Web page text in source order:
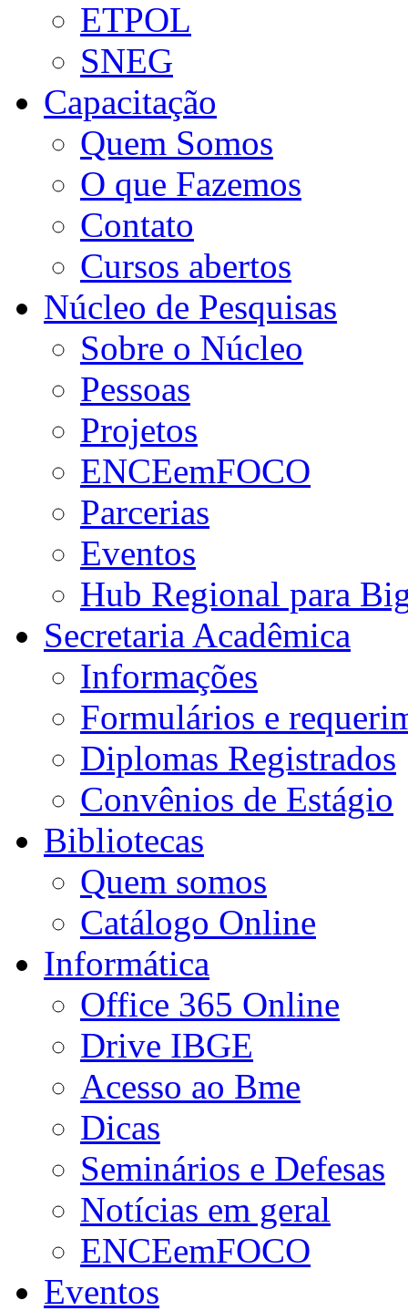
ETPOL
SNEG
Capacitação
Quem Somos
O que Fazemos
Contato
Cursos abertos
Núcleo de Pesquisas
Sobre o Núcleo
Pessoas
Projetos
ENCEemFOCO
Parcerias
Eventos
Hub Regional para
Secretaria Acadêmica
Informações
Formulários e
Diplomas Registrados
Convênios de Estágio
Bibliotecas
Quem somos
Catálogo Online
Informática
Office 365 Online
Drive IBGE
Acesso ao Bme
Dicas
Seminários e Defesas
Notícias em geral
ENCEemFOCO
Eventos